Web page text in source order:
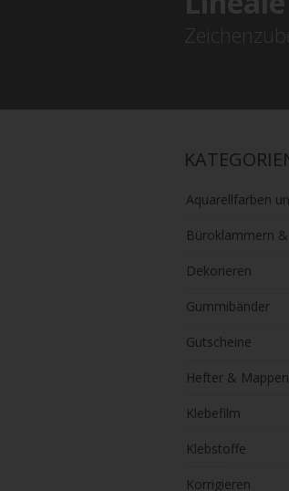
Aquarellfarben
Büroklammern
Dekorieren
Gummibänder
Gutscheine
Hefter & Mappen
Klebefilm
Klebstoffe
Korrigieren